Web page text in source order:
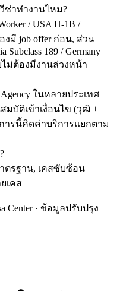
ซ่าทำงานไหม?
/ USA H-1B /
องมี job offer ก่อน, ส่วน
Subclass 189 / Germany
ไม่ต้องมีงานล่วงหน้า
Agency ในหลายประเทศ
บัติเข้าเงื่อนไข (วุฒิ +
รนี้คิดค่าบริการแยกตาม
ตรฐาน, เคสซับซ้อน
เคส
Center · ข้อมูลปรับปรุง